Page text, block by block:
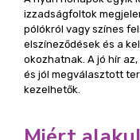
izzadságfoltok
pólókról vagy színes
elszíneződések és a
okozhatnak. A jó hír
és jól megválasztott
kezelhetők.